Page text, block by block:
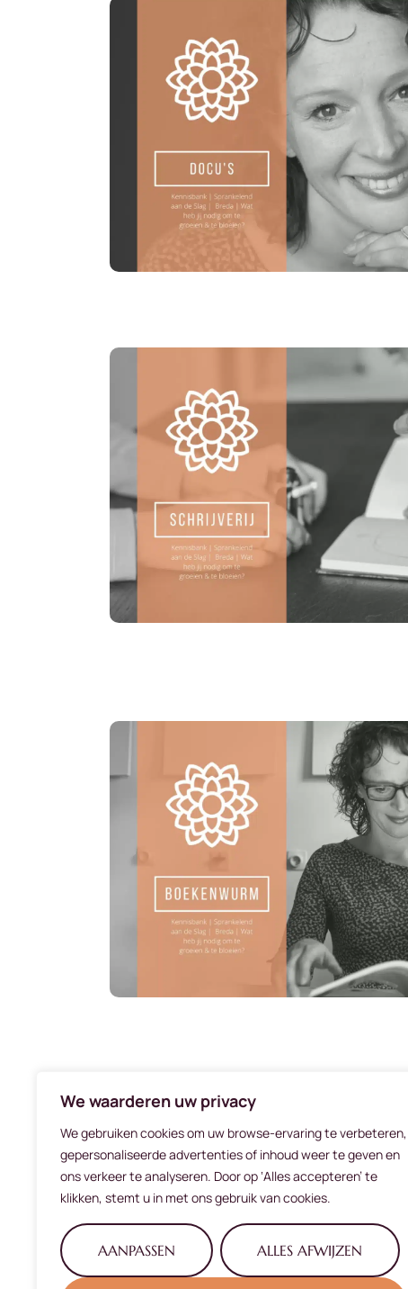
We waarderen uw privacy
We gebruiken cookies om uw browse-ervaring te verbeteren,
gepersonaliseerde advertenties of inhoud weer te geven en
ons verkeer te analyseren. Door op ‘Alles accepteren’ te
klikken, stemt u in met ons gebruik van cookies.
AANPASSEN ALLES AFWIJZEN